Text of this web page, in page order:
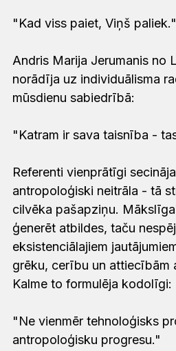
"Kad viss paiet, Viņš paliek."
Andris Marija Jerumanis no
norādīja uz individuālisma
mūsdienu sabiedrībā:
"Katram ir sava taisnība -
Referenti vienprātīgi
antropoloģiski neitrāla - tā
cilvēka pašapziņu.
ģenerēt atbildes, taču
eksistenciālajiem
grēku, cerību un attiecībām
Kalme to formulēja kodolīgi:
"Ne vienmēr tehnoloģisks
antropoloģisku progresu."